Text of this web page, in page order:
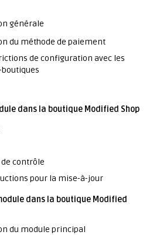
générale
du méthode de paiement
de configuration avec les
boutiques
dans la boutique Modified Shop
de contrôle
pour la mise-à-jour
dans la boutique Modified
du module principal